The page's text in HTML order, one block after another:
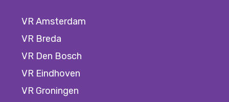
VR Amsterdam
VR Breda
VR Den Bosch
VR Eindhoven
VR Groningen